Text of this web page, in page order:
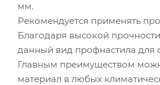
мм.
Рекомендуется применять
Благодаря высокой
данный вид профнастила для
Главным преимуществом
материал в любых